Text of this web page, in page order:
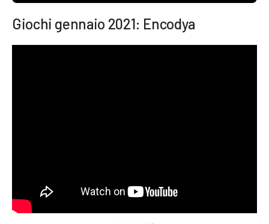
Giochi gennaio 2021: Encodya